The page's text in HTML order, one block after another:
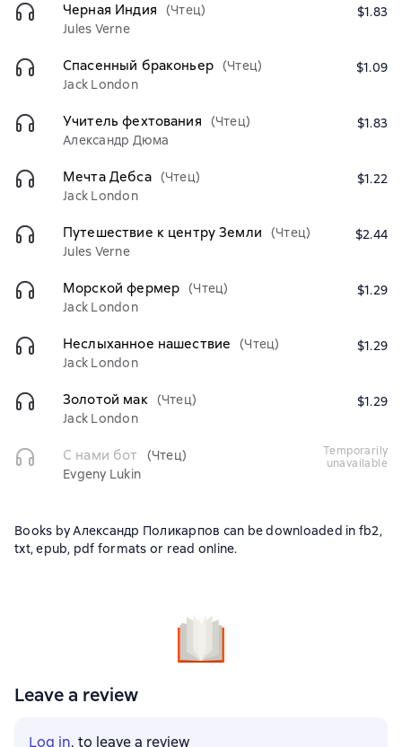
Черная Индия
(Чтец)
Jules Verne
$1.83
Спасенный браконьер (Чтец)
Jack London
$1.09
Учитель фехтования
(Чтец)
Александр Дюма
$1.83
Мечта Дебса (Чтец)
Jack London
$1.22
Путешествие к центру Земли
(Чтец)
Jules Verne
$2.44
Морской фермер (Чтец)
Jack London
$1.29
Неслыханное нашествие
(Чтец)
Jack London
$1.29
Золотой мак (Чтец)
Jack London
$1.29
С нами бот
(Чтец)
Evgeny Lukin
temporarily
unavailable
Books by Александр Поликарпов can be downloaded in fb2,
txt, epub, pdf formats or read online.
Leave a review
Log in, to leave a review